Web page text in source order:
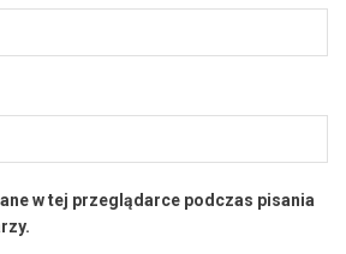
w tej przeglądarce podczas pisania